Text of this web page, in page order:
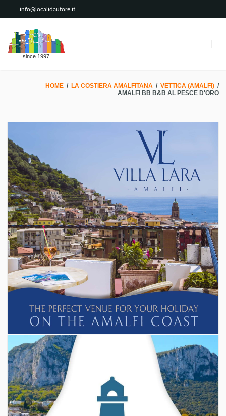
info@localidautore.it
since 1997
HOME / LA COSTIERA AMALFITANA / VETTICA (AMALFI) /
AMALFI BB B&B AL PESCE D'ORO